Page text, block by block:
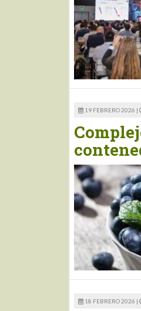
19 FEBRERO 2026 |
18 FEBRERO 2026 |